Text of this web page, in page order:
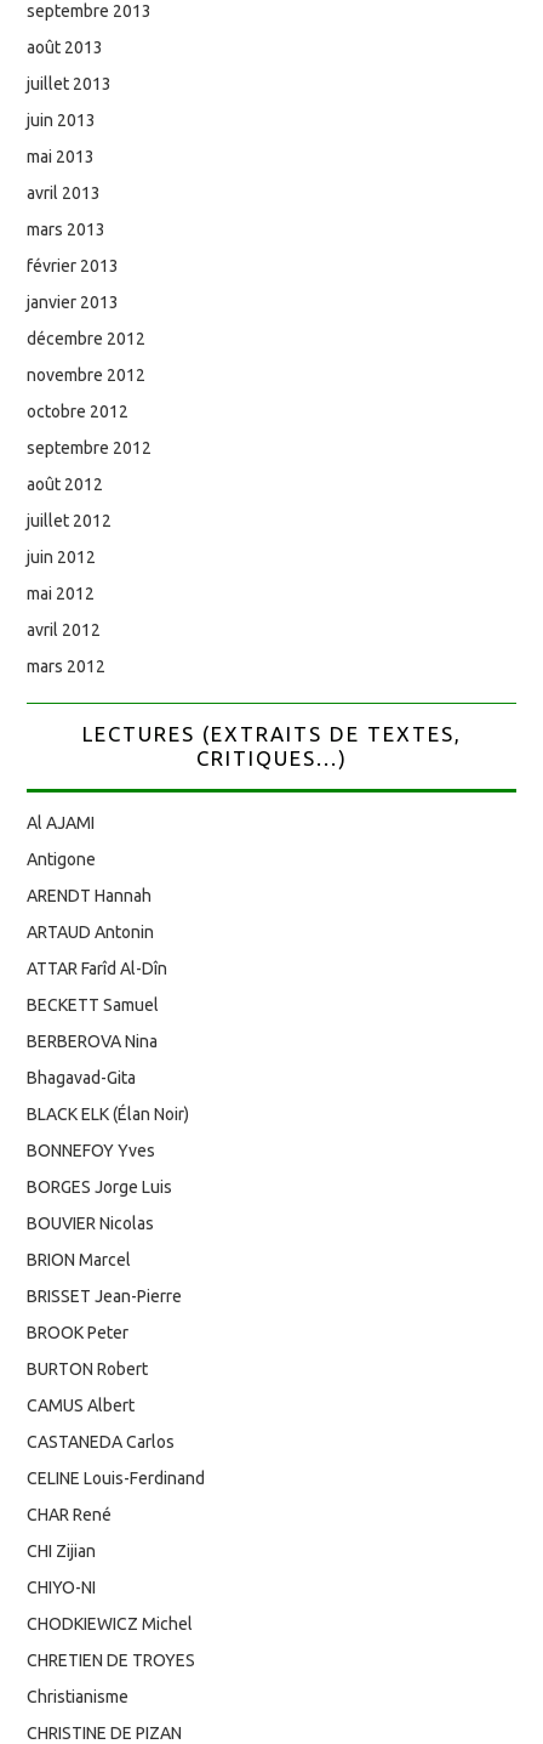
septembre 2013
août 2013
juillet 2013
juin 2013
mai 2013
avril 2013
mars 2013
février 2013
janvier 2013
décembre 2012
novembre 2012
octobre 2012
septembre 2012
août 2012
juillet 2012
juin 2012
mai 2012
avril 2012
mars 2012
LECTURES (EXTRAITS DE TEXTES,
CRITIQUES...)
Al AJAMI
Antigone
ARENDT Hannah
ARTAUD Antonin
ATTAR Farîd Al-Dîn
BECKETT Samuel
BERBEROVA Nina
Bhagavad-Gita
BLACK ELK (Élan Noir)
BONNEFOY Yves
BORGES Jorge Luis
BOUVIER Nicolas
BRION Marcel
BRISSET Jean-Pierre
BROOK Peter
BURTON Robert
CAMUS Albert
CASTANEDA Carlos
CELINE Louis-Ferdinand
CHAR René
CHI Zijian
CHIYO-NI
CHODKIEWICZ Michel
CHRETIEN DE TROYES
Christianisme
CHRISTINE DE PIZAN